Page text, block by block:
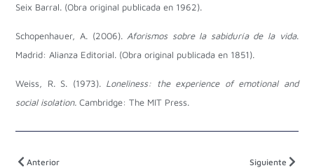
Seix Barral. (Obra original publicada en 1962).
Schopenhauer, A. (2006). Aforismos sobre la sabiduría de la vida.
Madrid: Alianza Editorial. (Obra original publicada en 1851).
Weiss, R. S. (1973). Loneliness: the experience of emotional and
social isolation.Cambridge: The MIT Press.
Anterior Siguiente